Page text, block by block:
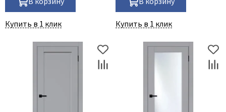
Aurum Doors
Belwooddoors
Купить в 1 клик Купить в 1 клик